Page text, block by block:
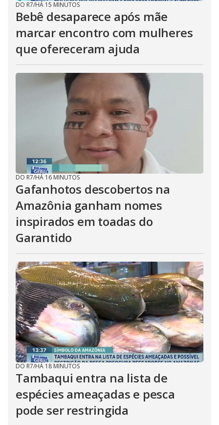
DO R7/HÁ 15 MINUTOS
Bebê desaparece após mãe
marcar encontro com mulheres
que ofereceram ajuda
DO R7/HÁ 16 MINUTOS
Gafanhotos descobertos na
Amazônia ganham nomes
inspirados em toadas do
Garantido
DO R7/HÁ 18 MINUTOS
Tambaqui entra na lista de
espécies ameaçadas e pesca
pode ser restringida